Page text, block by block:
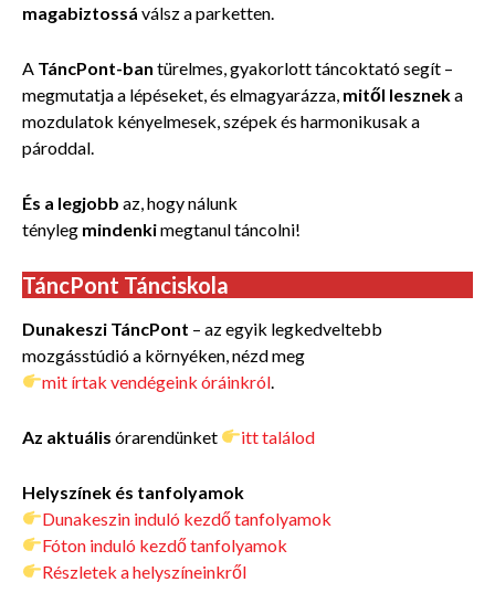
magabiztossá válsz a parketten.
A TáncPont-ban türelmes, gyakorlott táncoktató segít –
megmutatja a lépéseket, és elmagyarázza, mitől leszneka
mozdulatok kényelmesek, szépek és harmonikusak a
pároddal.
És a legjobb az, hogy nálunk
tényleg mindenkimegtanul táncolni!
TáncPont Tánciskola
Dunakeszi TáncPont – az egyik legkedveltebb
mozgásstúdió a környéken, nézd meg
mit írtak vendégeink óráinkról.
Az aktuális órarendünket itt találod
Helyszínek és tanfolyamok
Dunakeszin induló kezdő tanfolyamok
Fóton induló kezdő tanfolyamok
Részletek a helyszíneinkről